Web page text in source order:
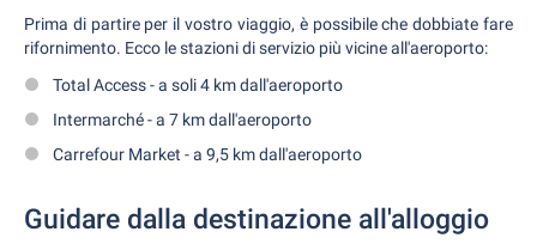
Prima di partire per il vostro viaggio, è possibile che dobbiate fare
rifornimento. Ecco le stazioni di servizio più vicine all'aeroporto:
Total Access - a soli 4 km dall'aeroporto
Intermarché - a 7 km dall'aeroporto
Carrefour Market - a 9,5 km dall'aeroporto
Guidare dalla destinazione all'alloggio